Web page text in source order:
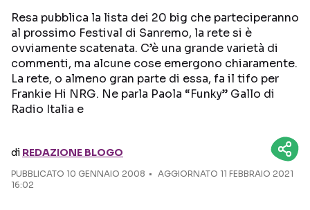
GOSSIP E CURIOSITÀ
TALENT SHOW
Resa pubblica la lista dei 20 big che parteciperanno
al prossimo Festival di Sanremo, la rete si è
ovviamente scatenata. C’è una grande varietà di
commenti, ma alcune cose emergono chiaramente.
La rete, o almeno gran parte di essa, fa il tifo per
Frankie Hi NRG. Ne parla Paola “Funky” Gallo di
Radio Italia e
di REDAZIONE BLOGO
PUBBLICATO 10 GENNAIO 2008
AGGIORNATO 11 FEBBRAIO 2021
16:02